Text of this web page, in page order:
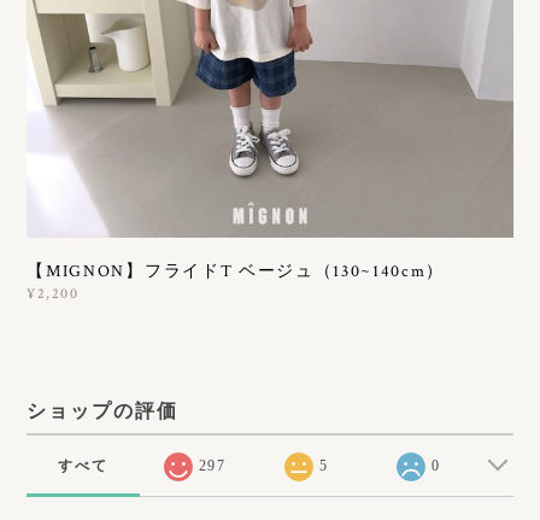
【MIGNON】フライドT ベージュ（130~140cm）
¥2,200
ショップの評価
すべて 297 5 0